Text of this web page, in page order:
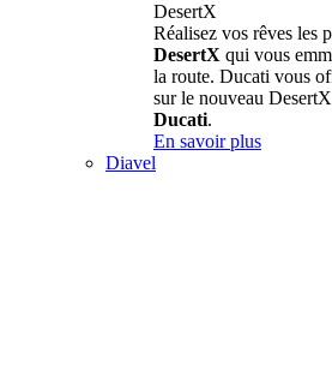
DesertX
Réalisez vos rêves les
DesertX qui vous
la route. Ducati vous
sur le nouveau
Ducati.
En savoir plus
Diavel